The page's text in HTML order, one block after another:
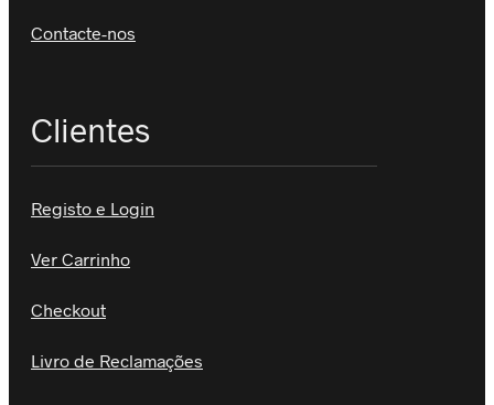
Contacte-nos
Clientes
Registo e Login
Ver Carrinho
Checkout
Livro de Reclamações